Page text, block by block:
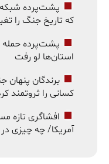
پشت‌پرده
که تاریخ جنگ را
پشت‌پرده حمله
استان‌ها لو رفت
کسانی را ثروتمند
افشاگری تازه
آمریکا/ چه چیزی